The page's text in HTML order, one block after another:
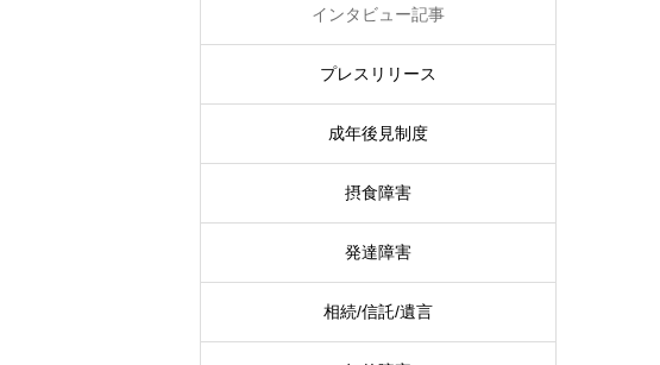
インタビュー記事
プレスリリース
成年後見制度
摂食障害
発達障害
相続/信託/遺言